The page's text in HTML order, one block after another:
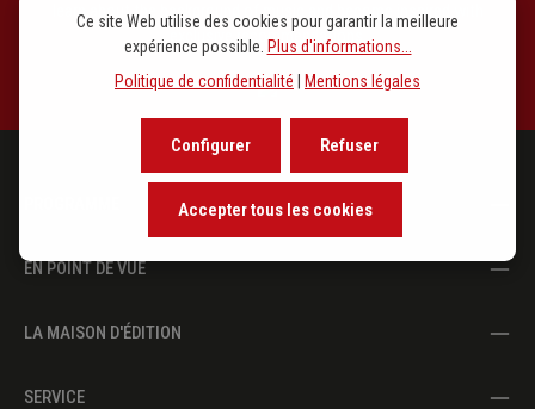
learn about the background of music and become inspired with
exclusive recommendations.
EN POINT DE VUE
LA MAISON D'ÉDITION
SERVICE
Ce site Web utilise des cookies pour garantir la meilleure
expérience possible. Plus d'informations...
Politique de confidentialité | Mentions légales
Refuser
Configurer
Accepter tous les cookies